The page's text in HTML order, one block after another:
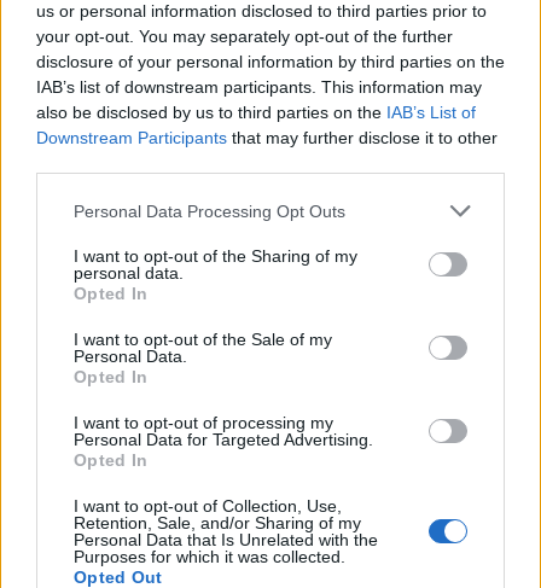
us or personal information disclosed to third parties prior to
your opt-out. You may separately opt-out of the further
disclosure of your personal information by third parties on the
IAB’s list of downstream participants. This information may
also be disclosed by us to third parties on the IAB’s List of
Downstream Participants that may further disclose it to other
Personal Data Processing Opt Outs
I want to opt-out of the Sharing of my
personal data.
Opted In
I want to opt-out of the Sale of my
Personal Data.
Opted In
I want to opt-out of processing my
Personal Data for Targeted Advertising.
Opted In
I want to opt-out of Collection, Use,
Retention, Sale, and/or Sharing of my
Personal Data that Is Unrelated with the
Purposes for which it was collected.
Opted Out
Δυνατότητα εξέλιξης
Εκπαίδευση
Επίδομα στέγης / Εναλλακτικά δωρεάν διαμονή σε
εργαζόμενους εκτός Κρήτης
Δωρεάν μεταφορά από / προς Ηράκλειο
Σίτιση
Θέσεις εργασίας